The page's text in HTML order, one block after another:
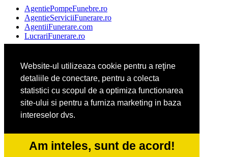
Website-ul utilizeaza cookie pentru a reţine
detaliile de conectare, pentru a colecta
statistici cu scopul de a optimiza functionarea
site-ului si pentru a furniza marketing in baza
intereselor dvs.
Am inteles, sunt de acord!
AgentiePompeFunebre.ro
AgentieServiciiFunerare.ro
AgentiiFunerare.com
LucrariFunerare.ro
AgentieFunerara.eu
ParastasesiPomeni.ro
Repatriere-Transport-Decedati.ro
RepatriereFunerara.ro
CasaFunerara.com
NonStopDeschis.ro
NonStopFunerare.ro